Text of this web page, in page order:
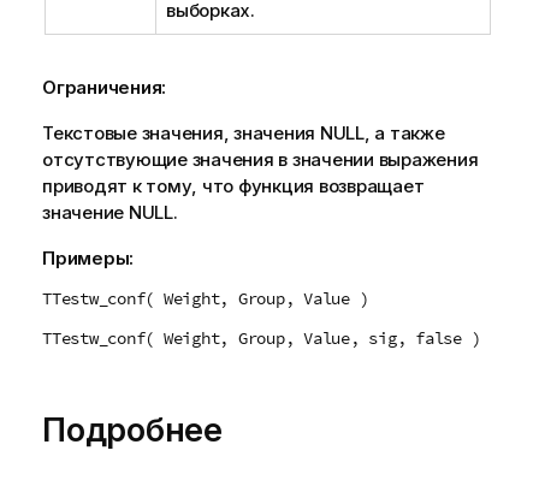
выборках.
Ограничения:
Текстовые значения, значения NULL, а также
отсутствующие значения в значении выражения
приводят к тому, что функция возвращает
значение NULL.
Примеры:
TTestw_conf( Weight, Group, Value )
TTestw_conf( Weight, Group, Value, sig, false )
Подробнее